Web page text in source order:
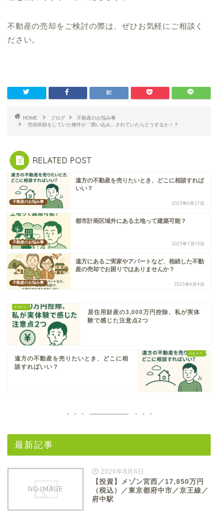
不動産の売却をご検討の際は、ぜひお気軽にご相談く
ださい。
HOME ブログ
不動産のお悩み事
売却依頼をしていた物件が「囲い込み」されていたらどうするか！？
RELATED POST
不動産のお悩み事
遠方の不動産を売りたいとき、どこに相談すれば
いい？
2025年6月27日
不動産のお悩み事
都市計画区域外にある土地って建築可能？
2025年7月15日
不動産のお悩み事
遠方にあるご実家やアパートなど、相続した不動
産の売却でお困りではありませんか？
2025年6月4日
居住用財産の3,000万円控除、私が実体
験で感じた注意点2つ
遠方の不動産を売りたいとき、どこに相
談すればいい？
最新記事
2026年8月6日
【投資】メゾン宮西／17,850万円
（税込）／東京都府中市／京王線／
府中駅